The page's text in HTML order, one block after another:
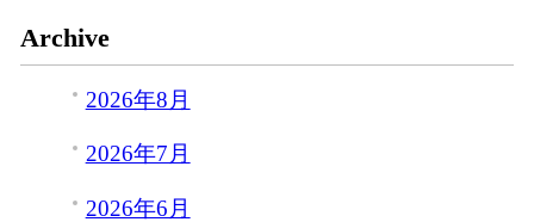
Archive
2026年8月
2026年7月
2026年6月